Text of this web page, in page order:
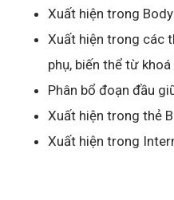
Xuất hiện trong Body
Xuất hiện trong các
phụ, biến thể từ khoá
Phân bổ đoạn đầu
Xuất hiện trong thẻ B
Xuất hiện trong